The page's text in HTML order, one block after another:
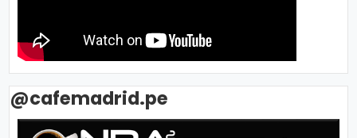
@cafemadrid.pe